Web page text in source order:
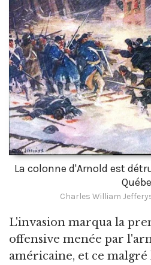
La colonne d'Arnold est
Charles William
L'invasion marqua la
offensive menée par
américaine, et ce